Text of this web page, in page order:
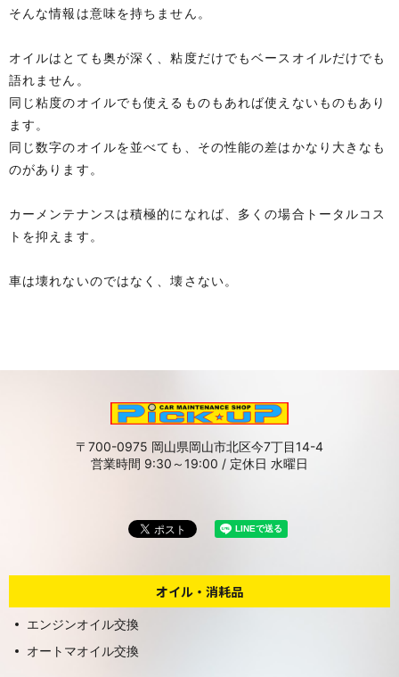
そんな情報は意味を持ちません。
オイルはとても奥が深く、粘度だけでもベースオイルだけでも
語れません。
同じ粘度のオイルでも使えるものもあれば使えないものもあり
ます。
同じ数字のオイルを並べても、その性能の差はかなり大きなも
のがあります。
カーメンテナンスは積極的になれば、多くの場合トータルコス
トを抑えます。
車は壊れないのではなく、壊さない。
〒700-0975 岡山県岡山市北区今7丁目14-4
営業時間 9:30～19:00 / 定休日 水曜日
オイル・消耗品
エンジンオイル交換
オートマオイル交換